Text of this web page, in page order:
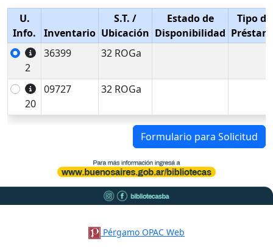
U.
Info.
Inventario
S.T. /
Ubicación
Estado de
Disponibilidad
Tipo de
2
36399 32 ROGa
20
09727 32 ROGa
Formulario para Solicitud
Pérgamo OPAC Web